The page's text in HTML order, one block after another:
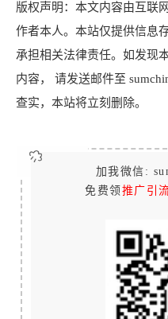
版权声明：本文内容由互联
作者本人。本站仅提供信息
承担相关法律责任。如发现
内容， 请发送邮件至
查实，本站将立刻删除。
加我微信:
免费领 推广引